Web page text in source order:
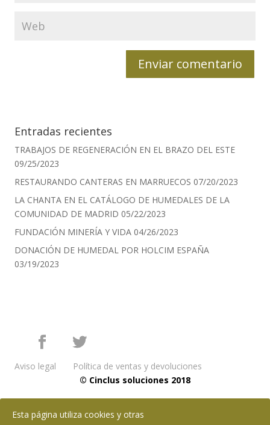
Entradas recientes
TRABAJOS DE REGENERACIÓN EN EL BRAZO DEL ESTE
09/25/2023
RESTAURANDO CANTERAS EN MARRUECOS 07/20/2023
LA CHANTA EN EL CATÁLOGO DE HUMEDALES DE LA
COMUNIDAD DE MADRID 05/22/2023
FUNDACIÓN MINERÍA Y VIDA 04/26/2023
DONACIÓN DE HUMEDAL POR HOLCIM ESPAÑA
03/19/2023
Aviso legal
Política de ventas y devoluciones
© Cinclus soluciones 2018
Esta página utiliza cookies y otras